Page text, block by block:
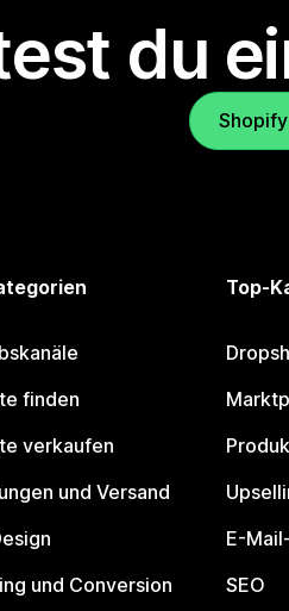
du
finden
verkaufen
und Versand
und Conversion
Top-
E-
SEO